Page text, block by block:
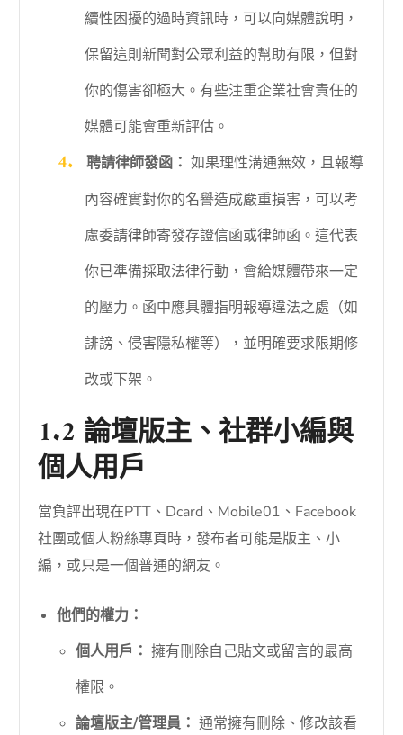
續性困擾的過時資訊時，可以向媒體說明，
保留這則新聞對公眾利益的幫助有限，但對
你的傷害卻極大。有些注重企業社會責任的
媒體可能會重新評估。
聘請律師發函： 如果理性溝通無效，且報導
內容確實對你的名譽造成嚴重損害，可以考
慮委請律師寄發存證信函或律師函。這代表
你已準備採取法律行動，會給媒體帶來一定
的壓力。函中應具體指明報導違法之處（如
誹謗、侵害隱私權等），並明確要求限期修
改或下架。
1.2 論壇版主、社群小編與
個人用戶
當負評出現在PTT、Dcard、Mobile01、Facebook
社團或個人粉絲專頁時，發布者可能是版主、小
編，或只是一個普通的網友。
他們的權力：
個人用戶： 擁有刪除自己貼文或留言的最高
權限。
論壇版主/管理員： 通常擁有刪除、修改該看